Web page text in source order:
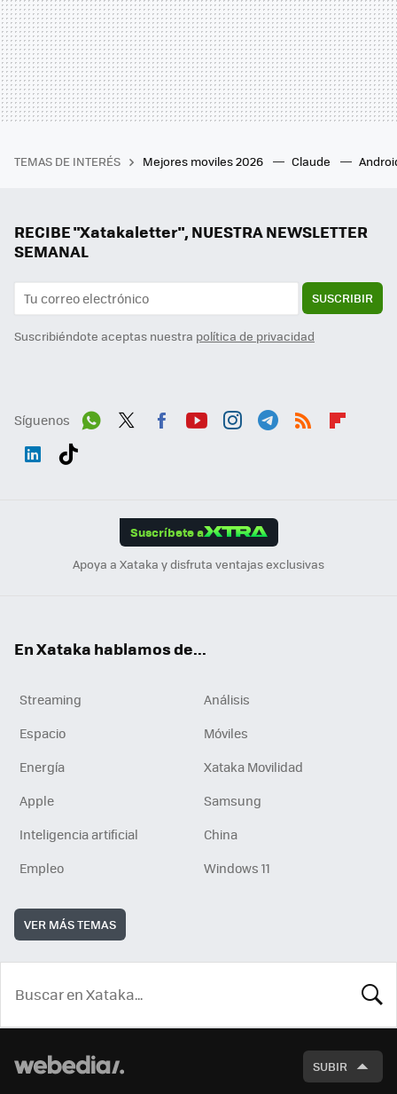
TEMAS DE INTERÉS Mejores moviles 2026 Claude
RECIBE "Xatakaletter", NUESTRA NEWSLETTER
SEMANAL
SUSCRIBIR
Suscribiéndote aceptas nuestra política de privacidad
Síguenos
Suscríbete a
Apoya a Xataka y disfruta ventajas exclusivas
En Xataka hablamos de...
Streaming
Análisis
Espacio
Móviles
Energía
Xataka Movilidad
Apple
Samsung
Inteligencia artificial
China
Empleo
Windows 11
VER MÁS TEMAS
SUBIR